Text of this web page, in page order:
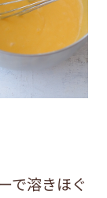
で溶きほぐ